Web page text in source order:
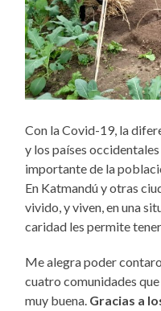
Con la Covid-19, la
y los países
importante de la
En Katmandú y otras
vivido, y viven, en una
caridad les permite
Me alegra poder
cuatro comunidades
muy buena. Gracias a